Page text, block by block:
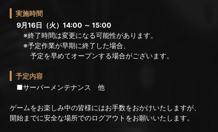
実施時間
9月16日（火）14:00 ～ 15:00
※終了時間は変更になる可能性があります。
※予定作業が早期に終了した場合、
予定を早めてオープンする場合がございます。
予定内容
■サーバーメンテナンス 他
ゲームをお楽しみ中の皆様にはお手数をおかけいたしますが、
開始までに安全な場所でのログアウトをお願いいたします。